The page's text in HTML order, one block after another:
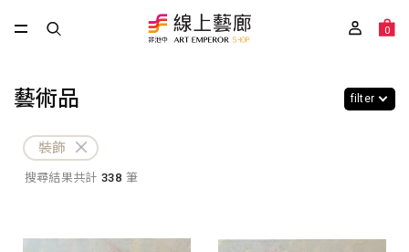
0
藝術品 filter
裝飾
搜尋結果共計 338 筆